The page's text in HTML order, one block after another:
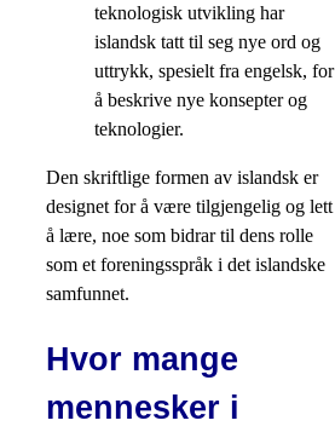
teknologisk utvikling har
islandsk tatt til seg nye ord og
uttrykk, spesielt fra engelsk, for
å beskrive nye konsepter og
teknologier.
Den skriftlige formen av islandsk er
designet for å være tilgjengelig og lett
å lære, noe som bidrar til dens rolle
som et foreningsspråk i det islandske
samfunnet.
Hvor mange
mennesker i